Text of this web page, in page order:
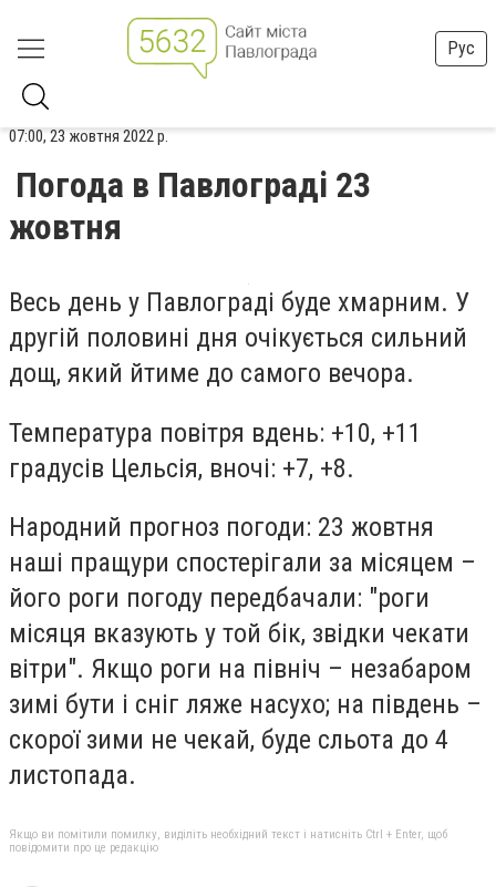
Рус
07:00, 23 жовтня 2022 р.
Погода в Павлограді 23
жовтня
Весь день у Павлограді буде хмарним. У
другій половині дня очікується сильний
дощ, який йтиме до самого вечора.
Температура повітря вдень: +10, +1 1
градусів Цельсія, вночі: +7, +8.
Народний прогноз погоди: 23 жовтня
наші пращури спостерігали за місяцем –
його роги погоду передбачали: "роги
місяця вказують у той бік, звідки чекати
вітри". Якщо роги на північ – незабаром
зимі бути і сніг ляже насухо; на південь –
скорої зими не чекай, буде сльота до 4
листопада.
Якщо ви помітили помилку, виділіть необхідний текст і натисніть Ctrl + Enter, щоб
повідомити про це редакцію